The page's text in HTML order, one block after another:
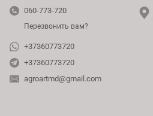
060-773-720
Перезвонить вам?
+37360773720
+37360773720
agroartmd@gmail.com